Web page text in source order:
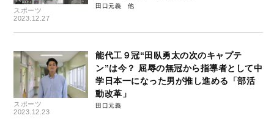
スポーツ
2023.12.27
田口元義
スポーツ
2023.12.23
能代工９冠“田臥勇太の次のキャプテ
ン”は今？ 屈辱の無冠から指導者として中
学日本一になった男が推し進める「部活
動改革」
田口元義